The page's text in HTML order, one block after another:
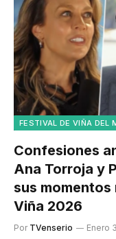
FESTIVAL DE VIÑA DEL
Confesiones
Ana Torroja y
sus momentos
Viña 2026
Por TVenserio Enero